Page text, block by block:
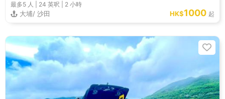
最多5人 | 24 英呎 2 小時
大埔/ 沙田 HK$1000 起